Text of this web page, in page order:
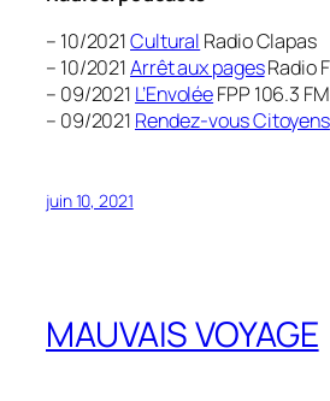
– 10/2021Cultural Radio Clapas
– 10/2021Arrêt aux pagesRadio
– 09/2021 L’EnvoléeFPP 106.3 FM
– 09/2021 Rendez-vous Citoyens
juin 10, 2021
MAUVAIS VOYAGE